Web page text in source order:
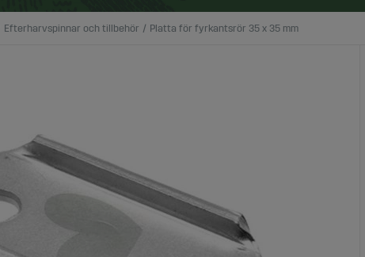
Efterharvspinnar och tillbehör Platta för fyrkantsrör 35 x 35 mm